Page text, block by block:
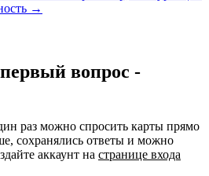
→
вопрос -
раз можно спросить карты прямо
сохранялись ответы и можно
аккаунт на странице входа